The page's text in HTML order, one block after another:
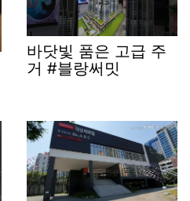
바닷빛 품은 고급 주
거 #블랑써밋